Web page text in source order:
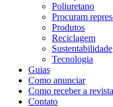
Poliuretano
Procuram
Produtos
Reciclagem
Sustentabilidade
Tecnologia
Guias
Como anunciar
Como receber a revista
Contato